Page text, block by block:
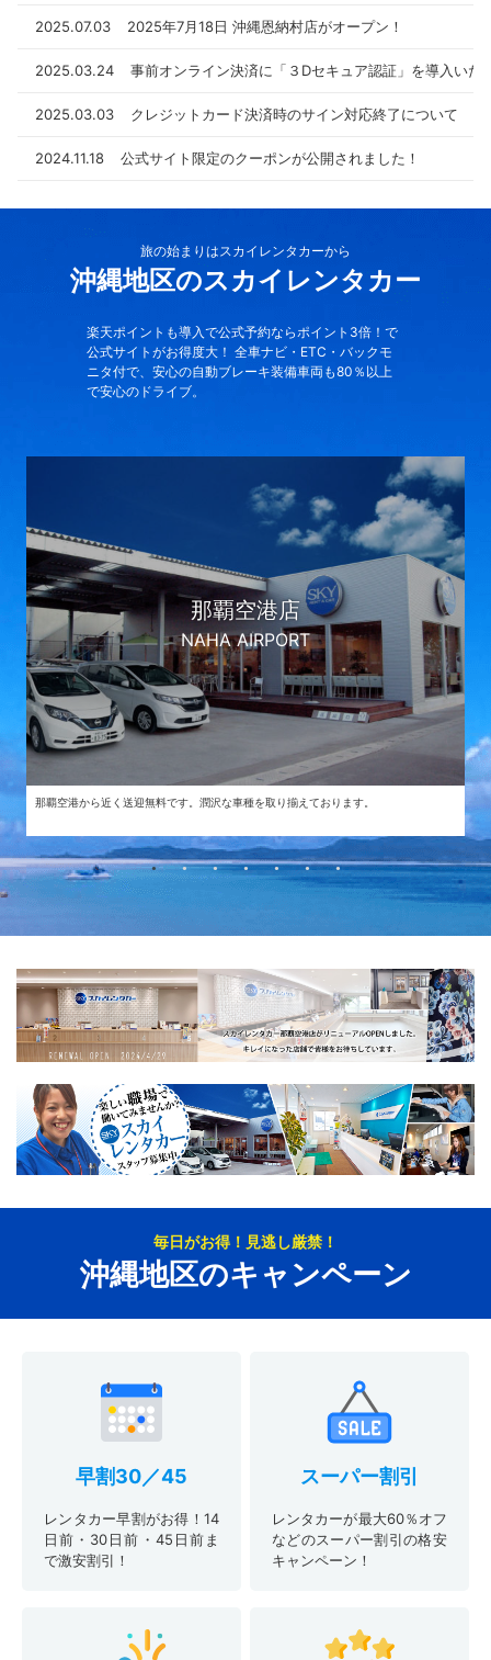
サポートカー限定運転免許証をお持ちのお客様へ
2025.08.08
伴うスカイレンタカーの対応について
2025.07.03 2025年7月18日 沖縄恩納村店がオープン！
2025.03.24 事前オンライン決済に「３Dセキュア認証」を導入いた
2025.03.03 クレジットカード決済時のサイン対応終了について
2024.11.18 公式サイト限定のクーポンが公開されました！
旅の始まりはスカイレンタカーから
沖縄地区のスカイレンタカー
楽天ポイントも導入で公式予約ならポイント3倍！で
公式サイトがお得度大！ 全車ナビ・ETC・バックモ
ニタ付で、安心の自動ブレーキ装備車両も80％以上
で安心のドライブ。
那覇空港店
NAHA AIRPORT
那覇空港から近く送迎無料です。潤沢な車種を取り揃えております。
毎日がお得！見逃し厳禁！
沖縄地区のキャンペーン
早割30／45
レンタカー早割がお得！14
日前・30日前・45日前ま
で激安割引！
スーパー割引
レンタカーが最大60％オフ
などのスーパー割引の格安
キャンペーン！